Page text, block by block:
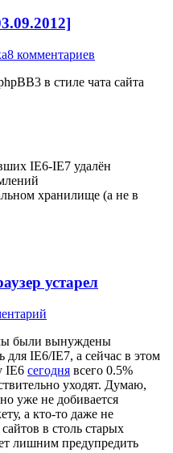
8 комментариев
в стиле чата сайта
IE6-IE7 удалён
хранилище (а не в
устарел
были вынуждены
для IE6/IE7, а сейчас в этом
IE6 сегодня всего 0.5%
уходят. Думаю,
уже не добивается
а кто-то даже не
в столь старых
лишним предупредить